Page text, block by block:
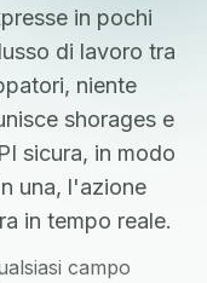
in pochi
di lavoro tra
niente
shorages e
sicura, in modo
una, l'azione
in tempo reale.
campo